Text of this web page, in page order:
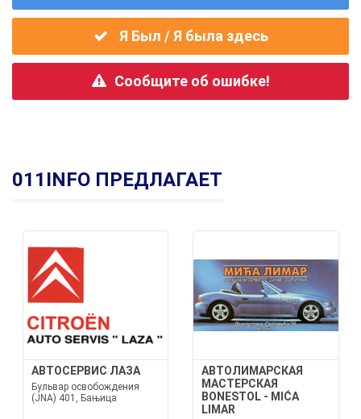
Я Был / Я была здесь
Сообщите об ошибке!
011INFO ПРЕДЛАГАЕТ
АВТОСЕРВИС ЛАЗА
Бульвар освобождения
(JNA) 401, Бањица
АВТОЛИМАРСКАЯ
МАСТЕРСКАЯ
BONESTOL - MIĆA
LIMAR